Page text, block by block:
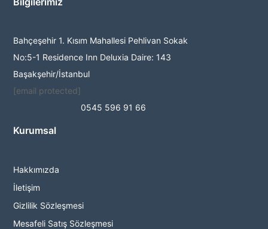
Bahçeşehir 1. Kısım Mahallesi Pehlivan Sokak
No:5-1 Residence Inn Deluxia Daire: 143
Başakşehir/İstanbul
[email protected]
0545 596 91 66
Kurumsal
Hakkımızda
İletişim
Gizlilik Sözleşmesi
Mesafeli Satış Sözleşmesi